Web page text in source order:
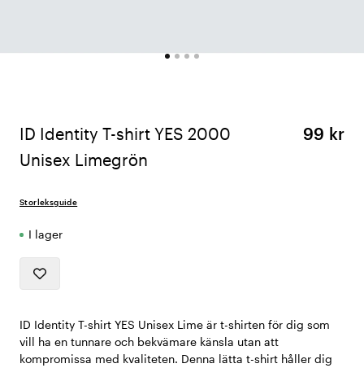
ID Identity T-shirt YES 2000
Unisex Limegrön
99 kr
Storleksguide
I lager
ID Identity T-shirt YES Unisex Lime är t-shirten för dig som
vill ha en tunnare och bekvämare känsla utan att
kompromissa med kvaliteten. Denna lätta t-shirt håller dig